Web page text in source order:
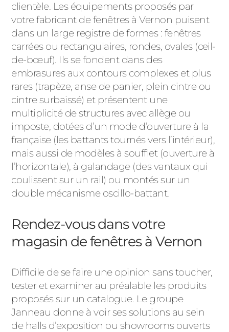
clientèle. Les équipements proposés par
votre fabricant de fenêtres à Vernon puisent
dans un large registre de formes : fenêtres
carrées ou rectangulaires, rondes, ovales (œil-
de-bœuf). Ils se fondent dans des
embrasures aux contours complexes et plus
rares (trapèze, anse de panier, plein cintre ou
cintre surbaissé) et présentent une
multiplicité de structures avec allège ou
imposte, dotées d’un mode d’ouverture à la
française (les battants tournés vers l’intérieur),
mais aussi de modèles à soufflet (ouverture à
l’horizontale), à galandage (des vantaux qui
coulissent sur un rail) ou montés sur un
double mécanisme oscillo-battant.
Rendez-vous dans votre
magasin de fenêtres à Vernon
Difficile de se faire une opinion sans toucher,
tester et examiner au préalable les produits
proposés sur un catalogue. Le groupe
Janneau donne à voir ses solutions au sein
de halls d’exposition ou showrooms ouverts